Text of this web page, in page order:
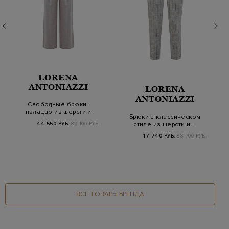
LORENA
ANTONIAZZI
Свободные брюки-
палаццо из шерсти и
кашемира с защипам…
44 550 РУБ. 89 100 РУБ.
LORENA
ANTONIAZZI
Брюки в классическом
стиле из шерсти и …
17 740 РУБ. 88 700 РУБ.
ВСЕ ТОВАРЫ БРЕНДА